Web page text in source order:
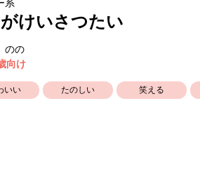
系
けいさつたい
のの
向け
いい たのしい 笑える